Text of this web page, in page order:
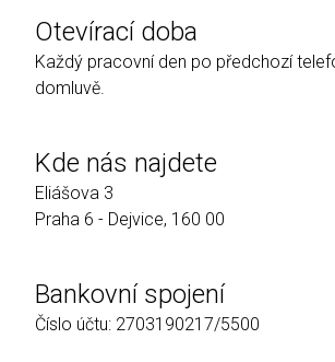
Otevírací doba
Každý pracovní den po předchozí
domluvě.
Kde nás najdete
Eliášova 3
Praha 6 - Dejvice, 160 00
Bankovní spojení
Číslo účtu: 2703190217/5500